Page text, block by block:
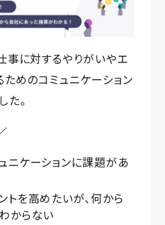
事に対するやりがいやエ
めのコミュニケーション
。
ニケーションに課題があ
を高めたいが、何から
からない